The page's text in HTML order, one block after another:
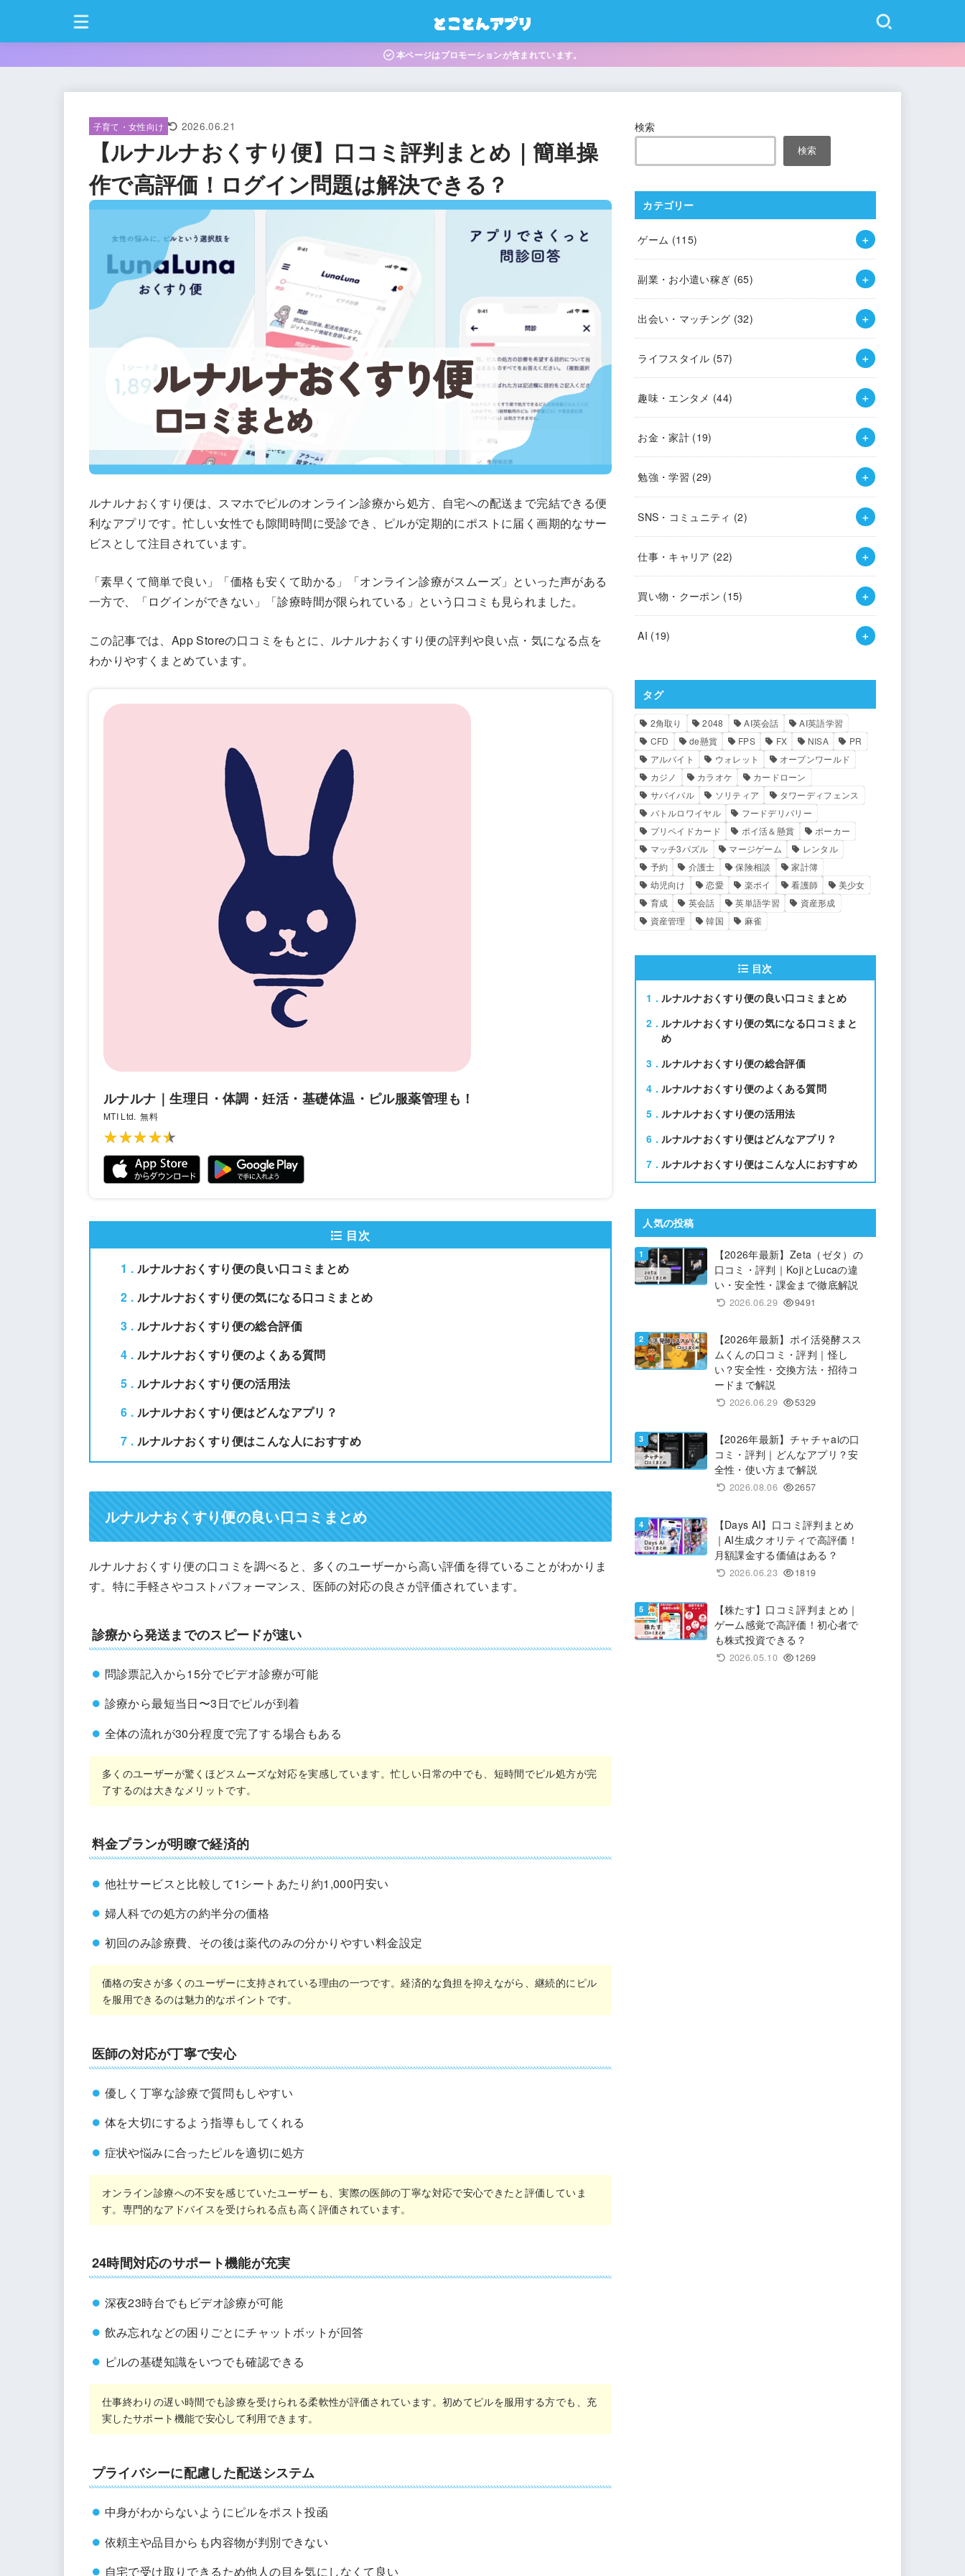
本ページはプロモーションが含まれています。
子育て・女性向け 2026.06.21
【ルナルナおくすり便】口コミ評判まとめ｜簡単操
作で高評価！ログイン問題は解決できる？
ルナルナおくすり便は、スマホでピルのオンライン診療から処方、自宅への配送まで完結できる便
利なアプリです。忙しい女性でも隙間時間に受診でき、ピルが定期的にポストに届く画期的なサー
ビスとして注目されています。
「素早くて簡単で良い」「価格も安くて助かる」「オンライン診療がスムーズ」といった声がある
一方で、「ログインができない」「診療時間が限られている」という口コミも見られました。
この記事では、App Storeの口コミをもとに、ルナルナおくすり便の評判や良い点・気になる点を
わかりやすくまとめています。
ルナルナ｜生理日・体調・妊活・基礎体温・ピル服薬管理も！
MTI Ltd. 無料
★★★★★
★★★★★
目次
1
ルナルナおくすり便の良い口コミまとめ
2
ルナルナおくすり便の気になる口コミまとめ
3
ルナルナおくすり便の総合評価
4
ルナルナおくすり便のよくある質問
5
ルナルナおくすり便の活用法
6
ルナルナおくすり便はどんなアプリ？
7
ルナルナおくすり便はこんな人におすすめ
ルナルナおくすり便の良い口コミまとめ
ルナルナおくすり便の口コミを調べると、多くのユーザーから高い評価を得ていることがわかりま
す。特に手軽さやコストパフォーマンス、医師の対応の良さが評価されています。
診療から発送までのスピードが速い
問診票記入から15分でビデオ診療が可能
診療から最短当日〜3日でピルが到着
全体の流れが30分程度で完了する場合もある
多くのユーザーが驚くほどスムーズな対応を実感しています。忙しい日常の中でも、短時間でピル処方が完
了するのは大きなメリットです。
料金プランが明瞭で経済的
他社サービスと比較して1シートあたり約1,000円安い
婦人科での処方の約半分の価格
初回のみ診療費、その後は薬代のみの分かりやすい料金設定
価格の安さが多くのユーザーに支持されている理由の一つです。経済的な負担を抑えながら、継続的にピル
を服用できるのは魅力的なポイントです。
医師の対応が丁寧で安心
優しく丁寧な診療で質問もしやすい
体を大切にするよう指導もしてくれる
症状や悩みに合ったピルを適切に処方
オンライン診療への不安を感じていたユーザーも、実際の医師の丁寧な対応で安心できたと評価していま
す。専門的なアドバイスを受けられる点も高く評価されています。
24時間対応のサポート機能が充実
深夜23時台でもビデオ診療が可能
飲み忘れなどの困りごとにチャットボットが回答
ピルの基礎知識をいつでも確認できる
仕事終わりの遅い時間でも診療を受けられる柔軟性が評価されています。初めてピルを服用する方でも、充
実したサポート機能で安心して利用できます。
プライバシーに配慮した配送システム
中身がわからないようにピルをポスト投函
依頼主や品目からも内容物が判別できない
自宅で受け取りできるため他人の目を気にしなくて良い
検索
検索
カテゴリー
ゲーム (115)
副業・お小遣い稼ぎ (65)
出会い・マッチング (32)
ライフスタイル (57)
趣味・エンタメ (44)
お金・家計 (19)
勉強・学習 (29)
SNS・コミュニティ (2)
仕事・キャリア (22)
買い物・クーポン (15)
AI (19)
タグ
2角取り 2048 AI英会話
AI英語学習
CFD
de懸賞 FPS FX NISA
PR
アルバイト
ウォレット
オープンワールド
カジノ
カラオケ
カードローン
サバイバル
ソリティア
タワーディフェンス
バトルロワイヤル
フードデリバリー
プリペイドカード
ポイ活＆懸賞
ポーカー
マッチ3パズル
マージゲーム
レンタル
予約
介護士 保険相談
家計簿
幼児向け
恋愛 楽ポイ 看護師
美少女
育成
英会話 英単語学習
資産形成
資産管理
韓国 麻雀
目次
1
ルナルナおくすり便の良い口コミまとめ
2
ルナルナおくすり便の気になる口コミまと
め
3
ルナルナおくすり便の総合評価
4
ルナルナおくすり便のよくある質問
5
ルナルナおくすり便の活用法
6
ルナルナおくすり便はどんなアプリ？
7
ルナルナおくすり便はこんな人におすすめ
人気の投稿
【2026年最新】Zeta（ゼタ）の
口コミ・評判｜KojiとLucaの違
い・安全性・課金まで徹底解説
2026.06.29 9491
【2026年最新】ポイ活発酵スス
ムくんの口コミ・評判｜怪し
い？安全性・交換方法・招待コ
ードまで解説
2026.06.29 5329
【2026年最新】チャチャaiの口
コミ・評判｜どんなアプリ？安
全性・使い方まで解説
2026.08.06 2657
【Days AI】口コミ評判まとめ
｜AI生成クオリティで高評価！
月額課金する価値はある？
2026.06.23 1819
【株たす】口コミ評判まとめ｜
ゲーム感覚で高評価！初心者で
も株式投資できる？
2026.05.10 1269